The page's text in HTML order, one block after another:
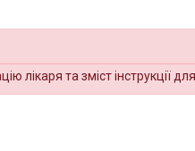
лікаря та зміст інструкції